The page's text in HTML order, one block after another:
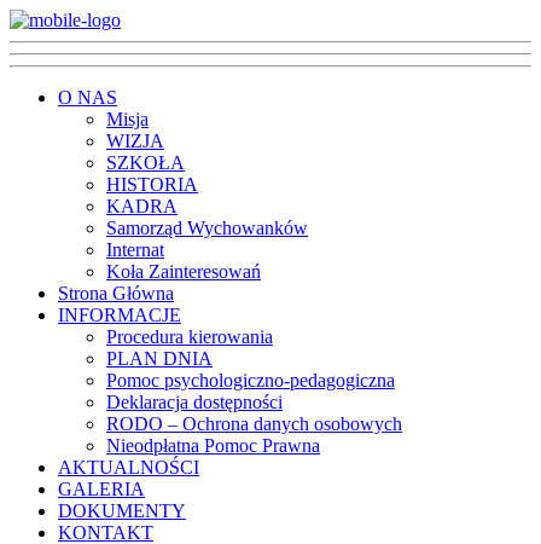
O NAS
Misja
WIZJA
SZKOŁA
HISTORIA
KADRA
Samorząd Wychowanków
Internat
Koła Zainteresowań
Strona Główna
INFORMACJE
Procedura kierowania
PLAN DNIA
Pomoc psychologiczno-pedagogiczna
Deklaracja dostępności
RODO – Ochrona danych osobowych
Nieodpłatna Pomoc Prawna
AKTUALNOŚCI
GALERIA
DOKUMENTY
KONTAKT